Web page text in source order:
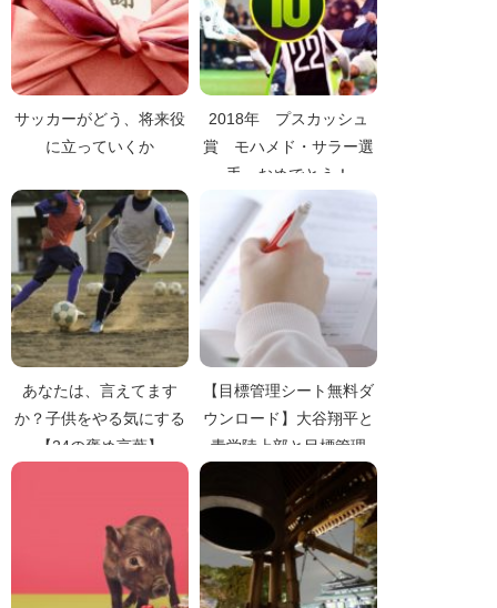
サッカーがどう、将来役
に立っていくか
2018年 プスカッシュ
賞 モハメド・サラー選
手 おめでとう！
あなたは、言えてます
か？子供をやる気にする
【24の褒め言葉】
【目標管理シート無料ダ
ウンロード】大谷翔平と
青学陸上部と目標管理